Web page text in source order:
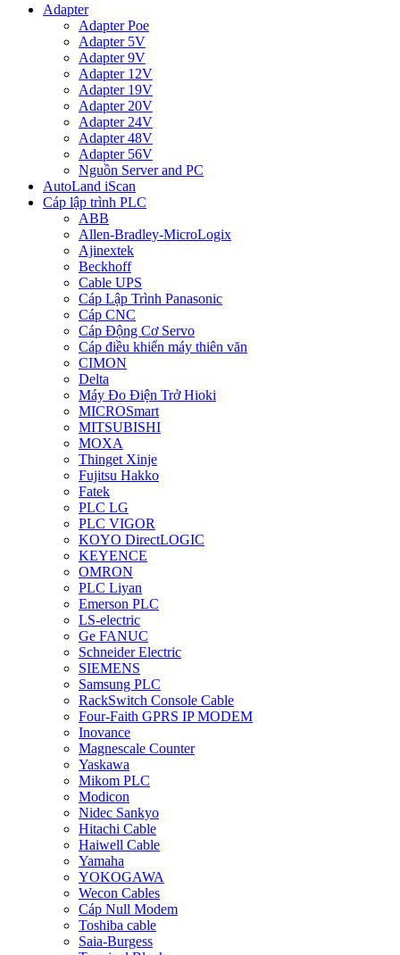
Adapter
Adapter Poe
Adapter 5V
Adapter 9V
Adapter 12V
Adapter 19V
Adapter 20V
Adapter 24V
Adapter 48V
Adapter 56V
Nguồn Server and PC
AutoLand iScan
Cáp lập trình PLC
ABB
Allen-Bradley-MicroLogix
Ajinextek
Beckhoff
Cable UPS
Cáp Lập Trình Panasonic
Cáp CNC
Cáp Động Cơ Servo
Cáp điều khiển máy thiên văn
CIMON
Delta
Máy Đo Điện Trở Hioki
MICROSmart
MITSUBISHI
MOXA
Thinget Xinje
Fujitsu Hakko
Fatek
PLC LG
PLC VIGOR
KOYO DirectLOGIC
KEYENCE
OMRON
PLC Liyan
Emerson PLC
LS-electric
Ge FANUC
Schneider Electric
SIEMENS
Samsung PLC
RackSwitch Console Cable
Four-Faith GPRS IP MODEM
Inovance
Magnescale Counter
Yaskawa
Mikom PLC
Modicon
Nidec Sankyo
Hitachi Cable
Haiwell Cable
Yamaha
YOKOGAWA
Wecon Cables
Cáp Null Modem
Toshiba cable
Saia-Burgess